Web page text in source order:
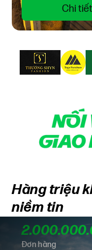
Chi tiết
Hàng triệu
niềm tin
Đơn hàng